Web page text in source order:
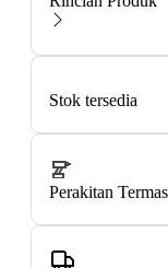
Stok tersedia
Perakitan